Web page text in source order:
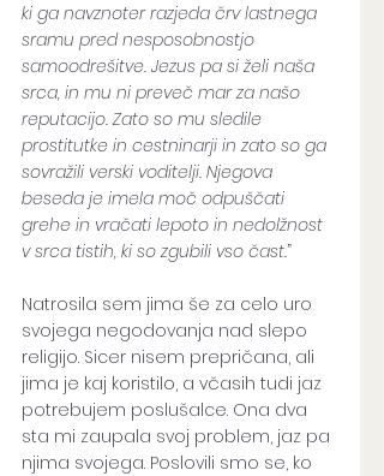
ki ga navznoter razjeda črv lastnega
sramu pred nesposobnostjo
samoodrešitve. Jezus pa si želi naša
srca, in mu ni preveč mar za našo
reputacijo. Zato so mu sledile
prostitutke in cestninarji in zato so ga
sovražili verski voditelji. Njegova
beseda je imela moč odpuščati
grehe in vračati lepoto in nedolžnost
v srca tistih, ki so zgubili vso čast.”
Natrosila sem jima še za celo uro
svojega negodovanja nad slepo
religijo. Sicer nisem prepričana, ali
jima je kaj koristilo, a včasih tudi jaz
potrebujem poslušalce. Ona dva
sta mi zaupala svoj problem, jaz pa
njima svojega. Poslovili smo se, ko